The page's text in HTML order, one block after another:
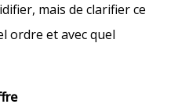
mais de clarifier ce
ordre et avec quel